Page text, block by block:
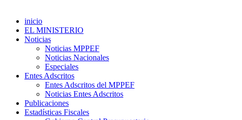
inicio
EL MINISTERIO
Noticias
Noticias MPPEF
Noticias Nacionales
Especiales
Entes Adscritos
Entes Adscritos del MPPEF
Noticias Entes Adscritos
Publicaciones
Estadísticas Fiscales